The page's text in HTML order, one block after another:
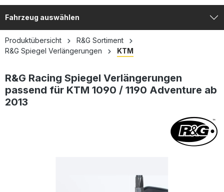
Fahrzeug auswählen
Produktübersicht
R&G Sortiment
R&G Spiegel Verlängerungen
KTM
R&G Racing Spiegel Verlängerungen
passend für KTM 1090 / 1190 Adventure ab
2013